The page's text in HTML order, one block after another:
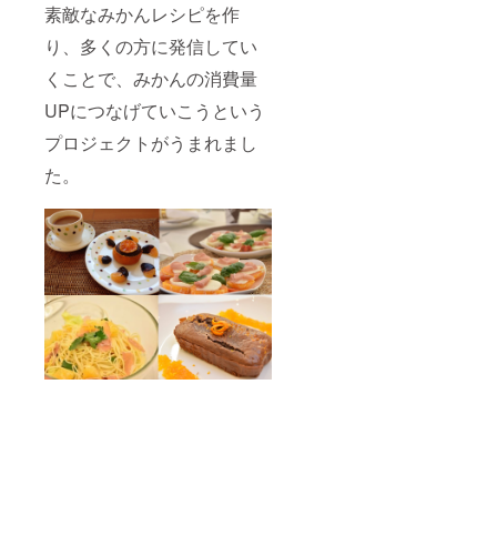
素敵なみかんレシピを作
り、多くの方に発信してい
くことで、みかんの消費量
UPにつなげていこうという
プロジェクトがうまれまし
た。